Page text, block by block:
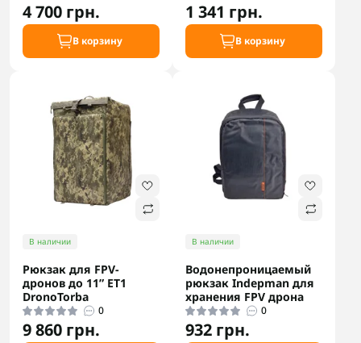
4 700 грн.
В корзину
1 341 грн.
В корзину
В наличии
Рюкзак для FPV-
дронов до 11” ET1
DronoTorba
0
9 860 грн.
В наличии
Водонепроницаемый
рюкзак Indepman для
хранения FPV дрона
0
932 грн.